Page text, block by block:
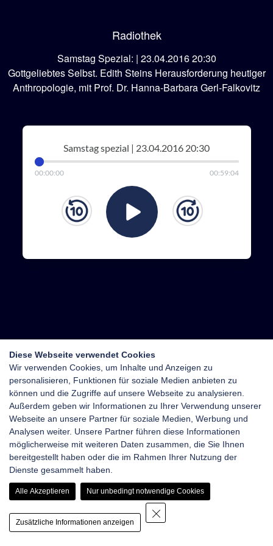
Radiothek
Samstag Spezial: | 23.04.2016 20:30
Gottgeliebtes Selbst. Edith Steins Herausforderung heutiger
Anthropologie, mit Prof. Dr. Hanna-Barbara Gerl-Falkovitz
Samstag spezial | 23.04.2016 20:30
00:00:00 00:59:04
Diese Webseite verwendet Cookies
Wir verwenden Cookies, um Inhalte und Anzeigen zu
personalisieren, Funktionen für soziale Medien anbieten zu
können und die Zugriffe auf unsere Webseite zu analysieren.
Außerdem geben wir Informationen zu Ihrer Verwendung unserer
Webseite an unsere Partner für soziale Medien, Werbung und
Analysen weiter. Unsere Partner führen diese Informationen
möglicherweise mit weiteren Daten zusammen, die Sie Ihnen
bereitgestellt haben oder die im Rahmen Ihrer Nutzung der
Dienste gesammelt haben.
Alle Akzeptieren Nur unbedingt notwendige Cookies
Zusätzliche Informationen anzeigen